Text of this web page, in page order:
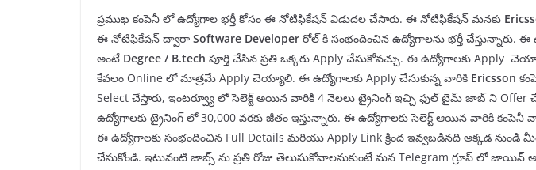
ప్రముఖ కంపెనీ లో ఉద్యోగాల భర్తీ కోసం ఈ నోటిఫికేషన్ విడుదల చేసారు. ఈ నోటిఫికేషన్ మనకు
ఈ నోటిఫికేషన్ ద్వారా Software Developer రోల్ కి సంభందించిన ఉద్యోగాలను భర్తీ చేస్తున్నారు.
అంటే Degree / B.tech పూర్తి చేసిన ప్రతి ఒక్కరు Apply చేసుకోవచ్చు. ఈ ఉద్యోగాలకు Apply
కేవలం Online లో మాత్రమే Apply చెయ్యాలి. ఈ ఉద్యోగాలకు Apply చేసుకున్న వారికి Ericsson
Select చేస్తారు, ఇంటర్వ్యూ లో సెలెక్ట్ అయిన వారికి 4 నెలలు ట్రైనింగ్ ఇచ్చి ఫుల్ టైమ్ జాబ్ ని Offer
ఉద్యోగాలకు ట్రైనింగ్ లో 30,000 వరకు జీతం ఇస్తున్నారు. ఈ ఉద్యోగాలకు సెలెక్ట్ ఆయిన వారికి కంపెనీ
ఈ ఉద్యోగాలకు సంభందించిన Full Details మరియు Apply Link క్రింద ఇవ్వబడినది అక్కడ నుండి
చేసుకోండి. ఇటువంటి జాబ్స్ ను ప్రతి రోజు తెలుసుకోవాలనుకుంటే మన Telegram గ్రూప్ లో జాయిన్